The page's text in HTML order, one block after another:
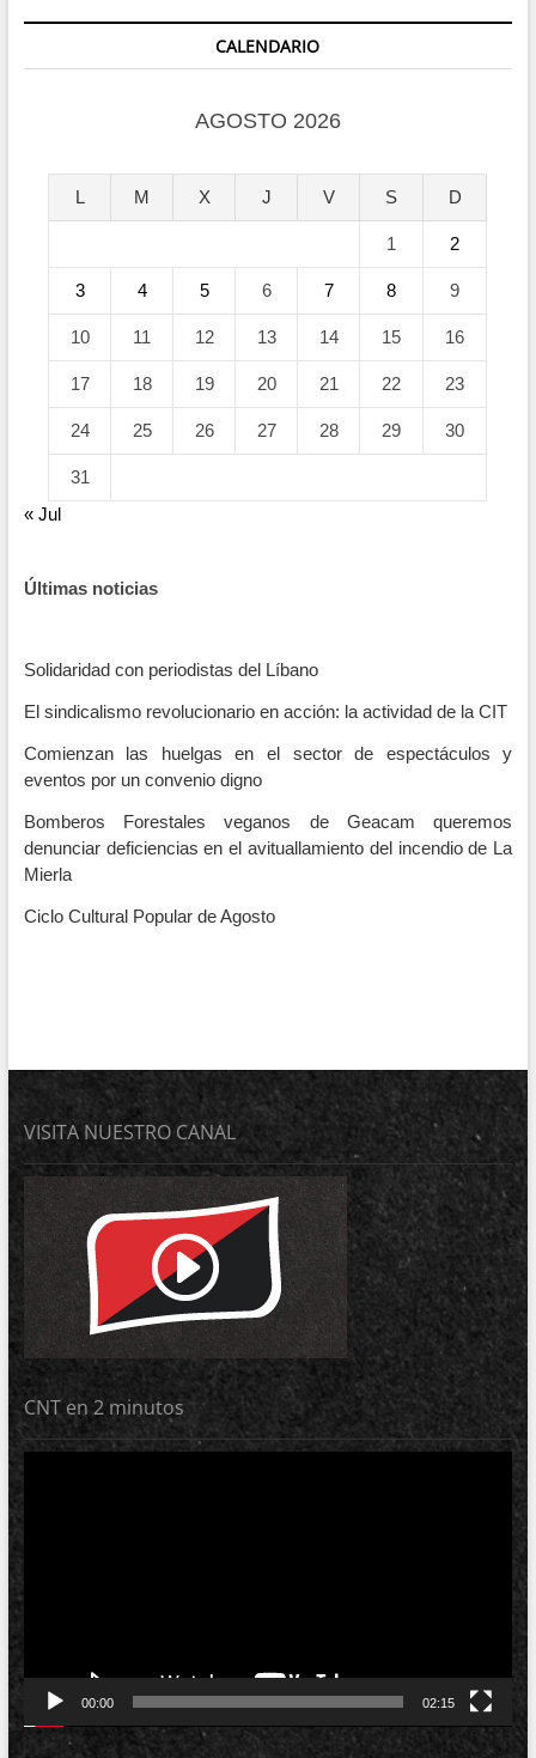
CALENDARIO
AGOSTO 2026
L M X J V S D
1 2
3 4 5 6 7 8 9
10 11 12 13 14 15 16
17 18 19 20 21 22 23
24 25 26 27 28 29 30
31
« Jul
Últimas noticias
Solidaridad con periodistas del Líbano
El sindicalismo revolucionario en acción: la actividad de la CIT
Comienzan las huelgas en el sector de espectáculos y
eventos por un convenio digno
Bomberos Forestales veganos de Geacam queremos
denunciar deficiencias en el avituallamiento del incendio de La
Mierla
Ciclo Cultural Popular de Agosto
VISITA NUESTRO CANAL
CNT en 2 minutos
00:00 02:15